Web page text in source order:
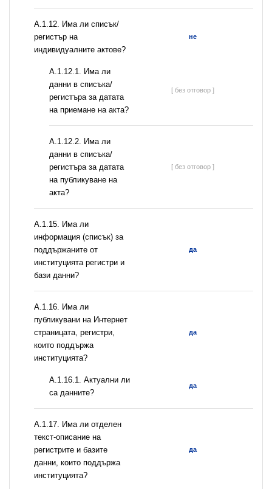
А.1.12. Има ли списък/
регистър на
индивидуалните актове?
не
A.1.12.1. Има ли
данни в списъка/
регистъра за датата
на приемане на акта?
[ без отговор ]
A.1.12.2. Има ли
данни в списъка/
регистъра за датата
на публикуване на
акта?
[ без отговор ]
А.1.15. Има ли
информация (списък) за
поддържаните от
институцията регистри и
бази данни?
да
А.1.16. Има ли
публикувани на Интернет
страницата, регистри,
които поддържа
институцията?
да
A.1.16.1. Актуални ли
са данните?
да
А.1.17. Има ли отделен
текст-описание на
регистрите и базите
данни, които поддържа
институцията?
да